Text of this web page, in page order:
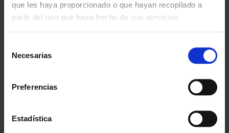
que les haya proporcionado o que hayan recopilado a
partir del uso que haya hecho de sus servicios.
Necesarias
Preferencias
Estadística
Garantía
Disponibilidad
Calidad
Descubre todos nuestros beneficios